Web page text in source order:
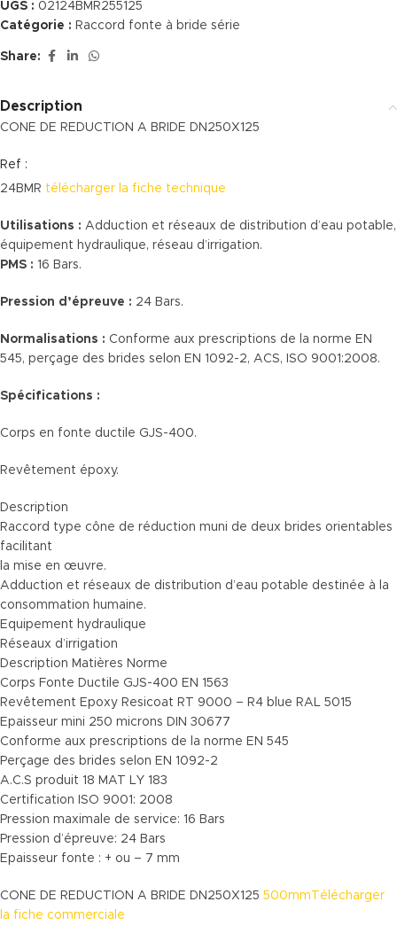
UGS : 02124BMR255125
Catégorie : Raccord fonte à bride série
Share:
Description
CONE DE REDUCTION A BRIDE DN250X125
Ref :
24BMR télécharger la fiche technique
Utilisations : Adduction et réseaux de distribution d’eau potable,
équipement hydraulique, réseau d’irrigation.
PMS : 16 Bars.
Pression d’épreuve : 24 Bars.
Normalisations : Conforme aux prescriptions de la norme EN
545, perçage des brides selon EN 1092-2, ACS, ISO 9001:2008.
Spécifications :
Corps en fonte ductile GJS-400.
Revêtement époxy.
Description
Raccord type cône de réduction muni de deux brides orientables
facilitant
la mise en œuvre.
Adduction et réseaux de distribution d’eau potable destinée à la
consommation humaine.
Equipement hydraulique
Réseaux d’irrigation
Description Matières Norme
Corps Fonte Ductile GJS-400 EN 1563
Revêtement Epoxy Resicoat RT 9000 – R4 blue RAL 5015
Epaisseur mini 250 microns DIN 30677
Conforme aux prescriptions de la norme EN 545
Perçage des brides selon EN 1092-2
A.C.S produit 18 MAT LY 183
Certification ISO 9001: 2008
Pression maximale de service: 16 Bars
Pression d’épreuve: 24 Bars
Epaisseur fonte : + ou – 7 mm
CONE DE REDUCTION A BRIDE DN250X125 500mmTélécharger
la fiche commerciale